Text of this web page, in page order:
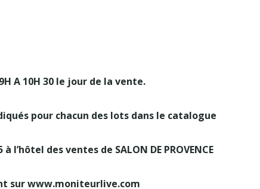
A 10H 30 le jour de la vente.
pour chacun des lots dans le catalogue
l’hôtel des ventes de SALON DE PROVENCE
sur www.moniteurlive.com